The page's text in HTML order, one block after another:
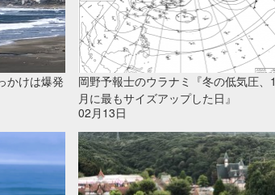
かけは爆発
岡野予報士のウラナミ『冬の低気圧、1
月に最もサイズアップした日』
02月13日